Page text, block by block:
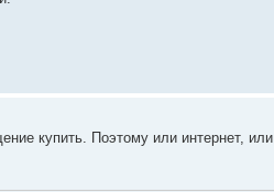
купить. Поэтому или интернет, или